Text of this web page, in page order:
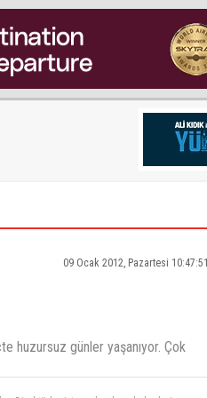
09 Ocak 2012, Pazartesi 10:47:51
huzursuz günler yaşanıyor. Çok